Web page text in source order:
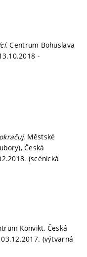
. Centrum Bohuslava
-
. Městské
Česká
(scénická
Konvikt, Česká
(výtvarná